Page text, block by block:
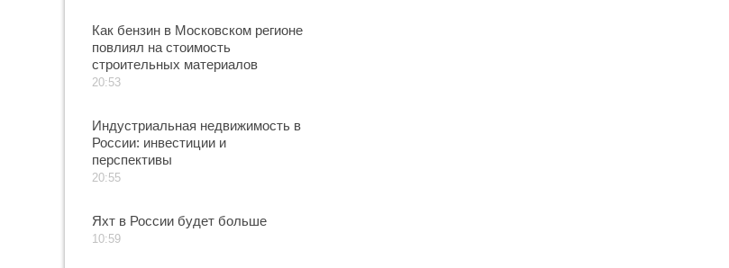
Как бензин в Московском регионе
повлиял на стоимость
строительных материалов
20:53
Индустриальная недвижимость в
России: инвестиции и
перспективы
20:55
Яхт в России будет больше
10:59